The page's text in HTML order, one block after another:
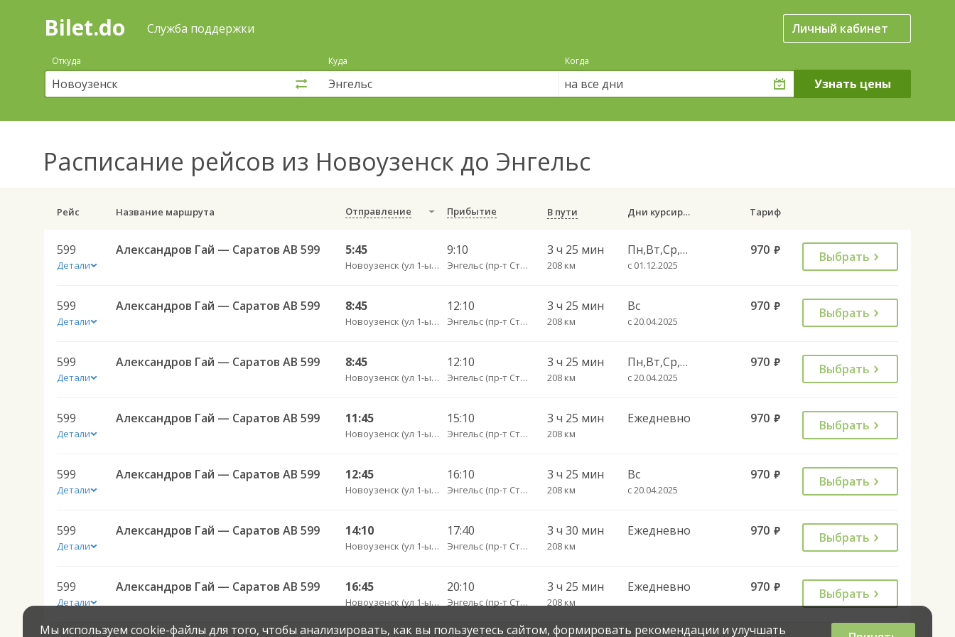
Поиск
покупка
билетов
автобус
онлайн
Bilet.do Служба поддержки Личный кабинет
Откуда Куда Когда
на все дни
Расписание рейсов из Новоузенск до Энгельс
Рейс Название маршрута Отправление Прибытие В пути Дни курсирования Тариф
599
Детали
Александров Гай — Саратов АВ 599 5:45
Новоузенск (ул 1-ый микрорайон 12)
9:10
Энгельс (пр-т Строителей 3А)
3 ч 25 мин
208 км
Пн,Вт,Ср,Чт,Пт,Сб
с 01.12.2025
970 руб. Выбрать
599
Детали
Александров Гай — Саратов АВ 599 8:45
Новоузенск (ул 1-ый микрорайон 12)
12:10
Энгельс (пр-т Строителей 3А)
3 ч 25 мин
208 км
Вс
с 20.04.2025
970 руб. Выбрать
599
Детали
Александров Гай — Саратов АВ 599 8:45
Новоузенск (ул 1-ый микрорайон 12)
12:10
Энгельс (пр-т Строителей 3А)
3 ч 25 мин
208 км
Пн,Вт,Ср,Чт,Пт,Сб
с 20.04.2025
970 руб. Выбрать
599
Детали
Александров Гай — Саратов АВ 599 11:45
Новоузенск (ул 1-ый микрорайон 12)
15:10
Энгельс (пр-т Строителей 3А)
3 ч 25 мин
208 км
Ежедневно 970 руб. Выбрать
599
Детали
Александров Гай — Саратов АВ 599 12:45
Новоузенск (ул 1-ый микрорайон 12)
16:10
Энгельс (пр-т Строителей 3А)
3 ч 25 мин
208 км
Вс
с 20.04.2025
970 руб. Выбрать
599
Детали
Александров Гай — Саратов АВ 599 14:10
Новоузенск (ул 1-ый микрорайон 12)
17:40
Энгельс (пр-т Строителей 3А)
3 ч 30 мин
208 км
Ежедневно 970 руб. Выбрать
599
Детали
Александров Гай — Саратов АВ 599 16:45
Новоузенск (ул 1-ый микрорайон 12)
20:10
Энгельс (пр-т Строителей 3А)
3 ч 25 мин
208 км
Ежедневно 970 руб. Выбрать
Мы используем cookie-файлы для того, чтобы анализировать, как вы пользуетесь сайтом, формировать рекомендации и улучшать